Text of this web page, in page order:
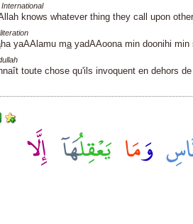
knows whatever thing they call upon
ha yaAAlamu ma yadAAoona min doonihi
toute chose qu'ils invoquent en dehors